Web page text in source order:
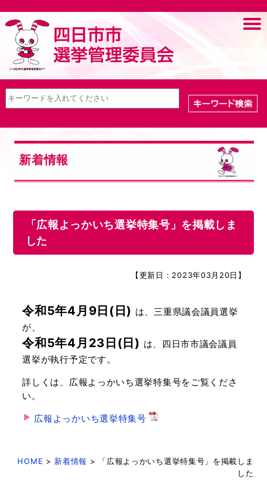
新着情報
「広報よっかいち選挙特集号」を掲載しま
した
【更新日：2023年03月20日】
令和5年4月9日(日) は、三重県議会議員選挙
が、
令和5年4月23日(日) は、四日市市議会議員
選挙が執行予定です。
詳しくは、広報よっかいち選挙特集号をご覧くださ
い。
広報よっかいち選挙特集号
HOME > 新着情報 > 「広報よっかいち選挙特集号」を掲載しま
した